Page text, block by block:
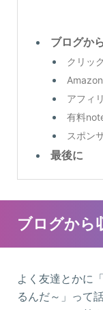
ブログか
クリッ
アフィ
有料
スポン
最後に
ブログから
よく友達とかに
るんだ～」って